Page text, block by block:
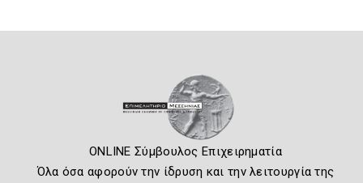
ONLINE Σύμβουλος Επιχειρηματία
Όλα όσα αφορούν την ίδρυση και την λειτουργία της